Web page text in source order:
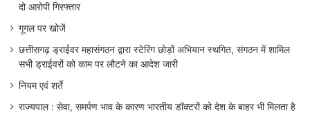
दो आरोपी गिरफ्तार
गूगल पर खोजें
छत्तीसगढ़ ड्राईवर महासंगठन द्वारा स्टेरिंग छोड़ों अभियान स्थगित, संगठन में शामिल
सभी ड्राईवरों को काम पर लौटने का आदेश जारी
नियम एवं शर्ते
राज्यपाल : सेवा, समर्पण भाव के कारण भारतीय डॉक्टरों को देश के बाहर भी मिलता है